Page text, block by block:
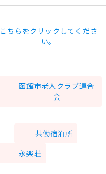
こちらをクリックしてくださ
い。
函館市老人クラブ連合
会
共働宿泊所
永楽荘